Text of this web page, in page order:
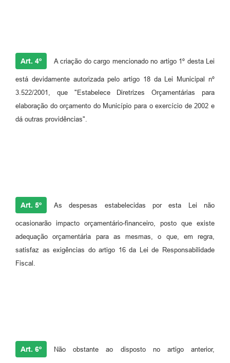
Art. 4º A criação do cargo mencionado no artigo 1º desta Lei
está devidamente autorizada pelo artigo 18 da Lei Municipal nº
3.522/2001, que "Estabelece Diretrizes Orçamentárias para
elaboração do orçamento do Município para o exercício de 2002 e
dá outras providências".
Art. 5º As despesas estabelecidas por esta Lei não
ocasionarão impacto orçamentário-financeiro, posto que existe
adequação orçamentária para as mesmas, o que, em regra,
satisfaz as exigências do artigo 16 da Lei de Responsabilidade
Fiscal.
Art. 6º Não obstante ao disposto no artigo anterior,